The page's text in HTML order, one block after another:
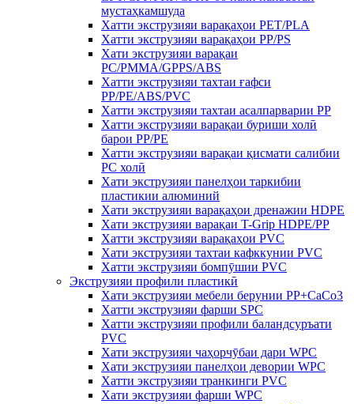
мустаҳкамшуда
Хатти экструзияи варақаҳои PET/PLA
Хатти экструзияи варақаҳои PP/PS
Хати экструзияи варақаи
PC/PMMA/GPPS/ABS
Хатти экструзияи тахтаи ғафси
PP/PE/ABS/PVC
Хатти экструзияи тахтаи асалпарварии PP
Хатти экструзияи варақаи буриши холӣ
барои PP/PE
Хатти экструзияи варақаи қисмати салибии
PC холӣ
Хати экструзияи панелҳои таркибии
пластикии алюминий
Хати экструзияи варақаҳои дренажии HDPE
Хати экструзияи варақаи T-Grip HDPE/PP
Хатти экструзияи варақаҳои PVC
Хати экструзияи тахтаи кафккунии PVC
Хатти экструзияи бомпӯшии PVC
Экструзияи профили пластикӣ
Хати экструзияи мебели берунии PP+CaCo3
Хатти экструзияи фарши SPC
Хатти экструзияи профили баландсуръати
PVC
Хати экструзияи чаҳорчӯбаи дари WPC
Хати экструзияи панелҳои девории WPC
Хатти экструзияи транкинги PVC
Хати экструзияи фарши WPC